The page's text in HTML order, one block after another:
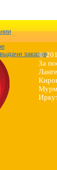
заказов
©
За